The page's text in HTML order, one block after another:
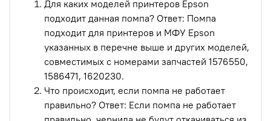
Для каких моделей принтеров Epson
подходит данная помпа? Ответ: Помпа
подходит для принтеров и МФУ Epson
указанных в перечне выше и других моделей,
совместимых с номерами запчастей 1576550,
1586471, 1620230.
Что происходит, если помпа не работает
правильно? Ответ: Если помпа не работает